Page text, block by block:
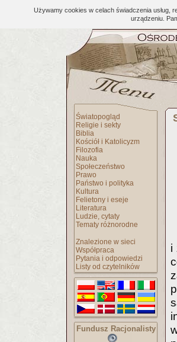
Używamy cookies w celach świadczenia usług,
urządzeniu.
Światopogląd
Religie i sekty
Biblia
Kościół i Katolicyzm
Filozofia
Nauka
Społeczeństwo
Prawo
Państwo i polityka
Kultura
Felietony i eseje
Literatura
Ludzie, cytaty
Tematy różnorodne
Znalezione w sieci
Współpraca
Pytania i odpowiedzi
Listy od czytelników
Fundusz Racjonalisty
i